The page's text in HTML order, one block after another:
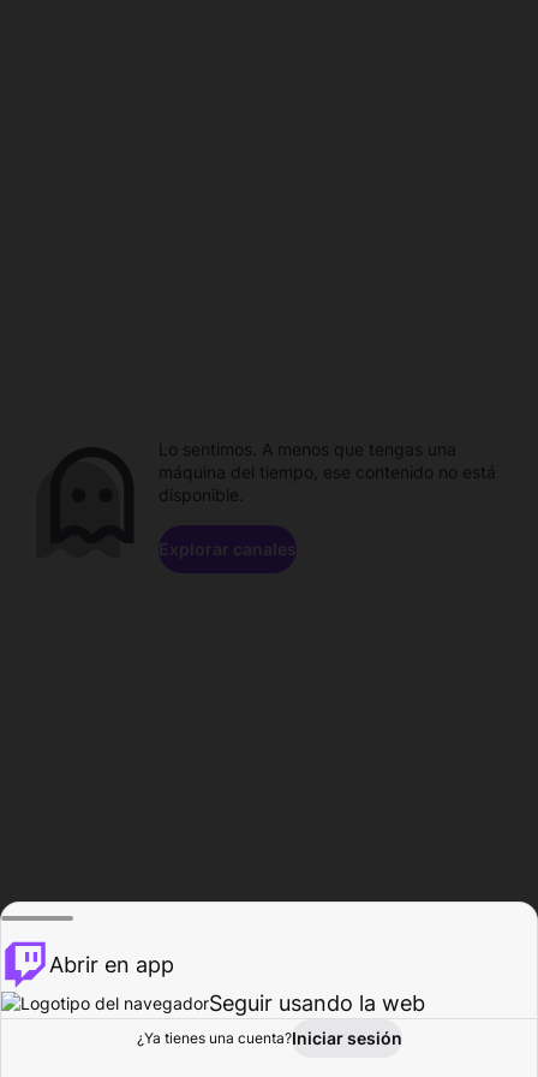
Explorar Actividad
Lo sentimos. A menos que tengas una
máquina del tiempo, ese contenido no está
disponible.
Explorar canales
Abrir en app
Seguir usando la web
¿Ya tienes una cuenta?Iniciar sesión